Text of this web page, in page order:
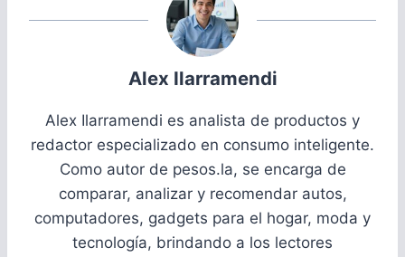
Alex Ilarramendi
Alex Ilarramendi es analista de productos y
redactor especializado en consumo inteligente.
Como autor de pesos.la, se encarga de
comparar, analizar y recomendar autos,
computadores, gadgets para el hogar, moda y
tecnología, brindando a los lectores